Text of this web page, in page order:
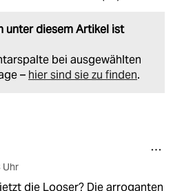
unter diesem Artikel ist
bei ausgewählten
– hier sind sie zu finden.
Uhr
die Looser? Die arroganten